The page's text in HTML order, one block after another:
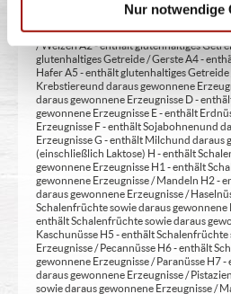
Nur notwendige
A - enthält Glutenhaltiges Getreide A1 -
/ Weizen A2 - enthält glutenhaltiges
glutenhaltiges Getreide / Gerste A4 -
Hafer A5 - enthält glutenhaltiges
Krebstiere und daraus gewonnene
daraus gewonnene Erzeugnisse D -
gewonnene Erzeugnisse E - enthält
Erzeugnisse F - enthält Sojabohnen und
Erzeugnisse G - enthält Milch und daraus
(einschließlich Laktose) H - enthält
gewonnene Erzeugnisse H1 - enthält
gewonnene Erzeugnisse / Mandeln H2 -
daraus gewonnene Erzeugnisse /
Schalenfrüchte sowie daraus gewonnene
enthält Schalenfrüchte sowie daraus
Kaschunüsse H5 - enthält
Erzeugnisse / Pecannüsse H6 - enthält
gewonnene Erzeugnisse / Paranüsse H7
daraus gewonnene Erzeugnisse /
sowie daraus gewonnene Erzeugnisse /